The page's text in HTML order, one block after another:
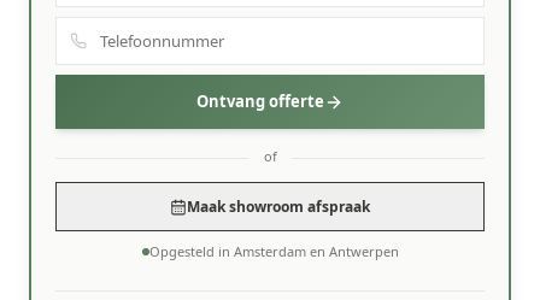
Ontvang offerte
of
Maak showroom afspraak
Opgesteld in Amsterdam en Antwerpen